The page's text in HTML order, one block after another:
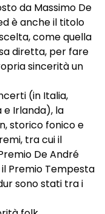
da Massimo De
è anche il titolo
come quella
diretta, per fare
sincerità un
(in Italia,
e Irlanda), la
storico fonico e
tra cui il
De André
il Premio Tempesta
sono stati tra i